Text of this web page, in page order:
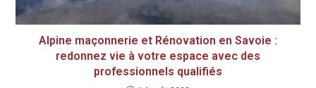
Alpine maçonnerie et Rénovation en Savoie :
redonnez vie à votre espace avec des
professionnels qualifiés